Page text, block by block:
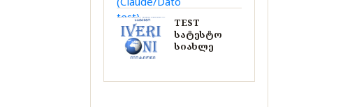
TEST
სატესტო
სიახლე